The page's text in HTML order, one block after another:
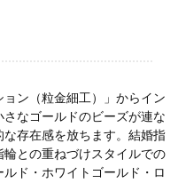
ン（粒金細工）」からイン
なゴールドのビーズが連な
存在感を放ちます。結婚指
との重ねづけスタイルでの
ド・ホワイトゴールド・ロ